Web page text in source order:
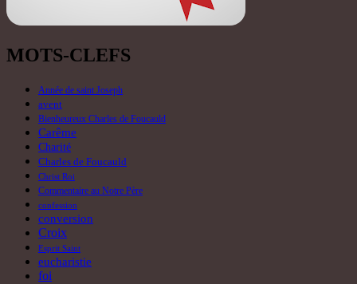
MOTS-CLEFS
Année de saint Joseph
avent
Bienheureux Charles de Foucauld
Carême
Charité
Charles de Foucauld
Christ Roi
Commentaire au Notre Père
confession
conversion
Croix
Esprit Saint
eucharistie
foi